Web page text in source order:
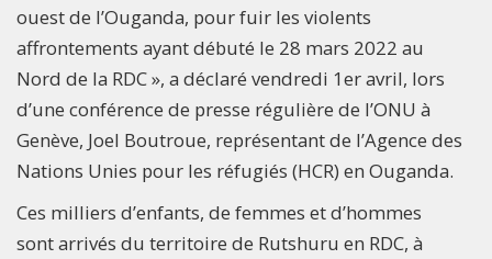
ouest de l’Ouganda, pour fuir les violents
affrontements ayant débuté le 28 mars 2022 au
Nord de la RDC », a déclaré vendredi 1er avril, lors
d’une conférence de presse régulière de l’ONU à
Genève, Joel Boutroue, représentant de l’Agence des
Nations Unies pour les réfugiés (HCR) en Ouganda.
Ces milliers d’enfants, de femmes et d’hommes
sont arrivés du territoire de Rutshuru en RDC, à